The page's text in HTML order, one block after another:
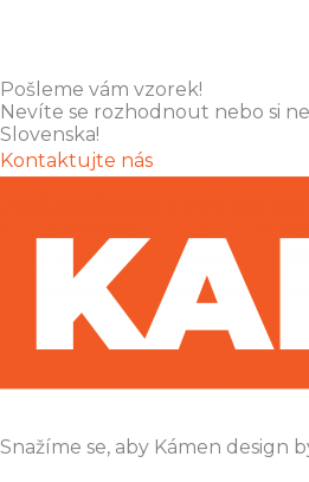
Pošleme vám vzorek!
Nevíte se rozhodnout nebo si
Slovenska!
Kontaktujte nás
Snažíme se, aby Kámen design